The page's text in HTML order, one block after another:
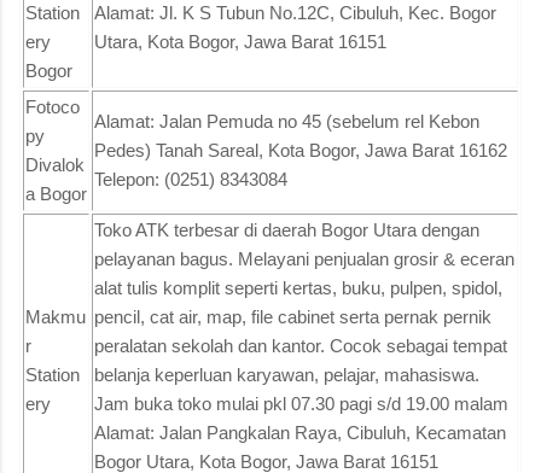
Station
ery
Bogor
Alamat: Jl. K S Tubun No.12C, Cibuluh, Kec. Bogor
Utara, Kota Bogor, Jawa Barat 16151
Fotoco
py
Divalok
a Bogor
Alamat: Jalan Pemuda no 45 (sebelum rel Kebon
Pedes) Tanah Sareal, Kota Bogor, Jawa Barat 16162
Telepon: (0251) 8343084
Makmu
r
Station
ery
Toko ATK terbesar di daerah Bogor Utara dengan
pelayanan bagus. Melayani penjualan grosir & eceran
alat tulis komplit seperti kertas, buku, pulpen, spidol,
pencil, cat air, map, file cabinet serta pernak pernik
peralatan sekolah dan kantor. Cocok sebagai tempat
belanja keperluan karyawan, pelajar, mahasiswa.
Jam buka toko mulai pkl 07.30 pagi s/d 19.00 malam
Alamat: Jalan Pangkalan Raya, Cibuluh, Kecamatan
Bogor Utara, Kota Bogor, Jawa Barat 16151